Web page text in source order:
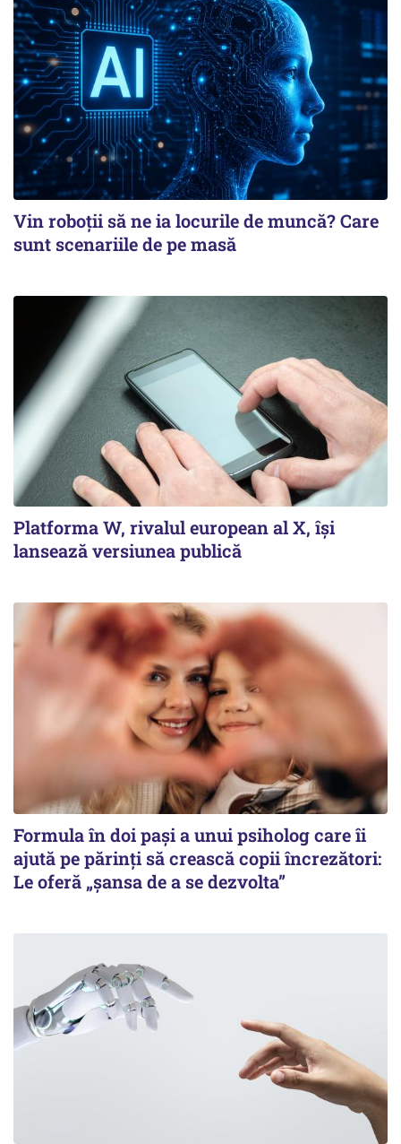
Vin roboţii să ne ia locurile de muncă? Care
sunt scenariile de pe masă
Platforma W, rivalul european al X, își
lansează versiunea publică
Formula în doi pași a unui psiholog care îi
ajută pe părinți să crească copii încrezători:
Le oferă „șansa de a se dezvolta”